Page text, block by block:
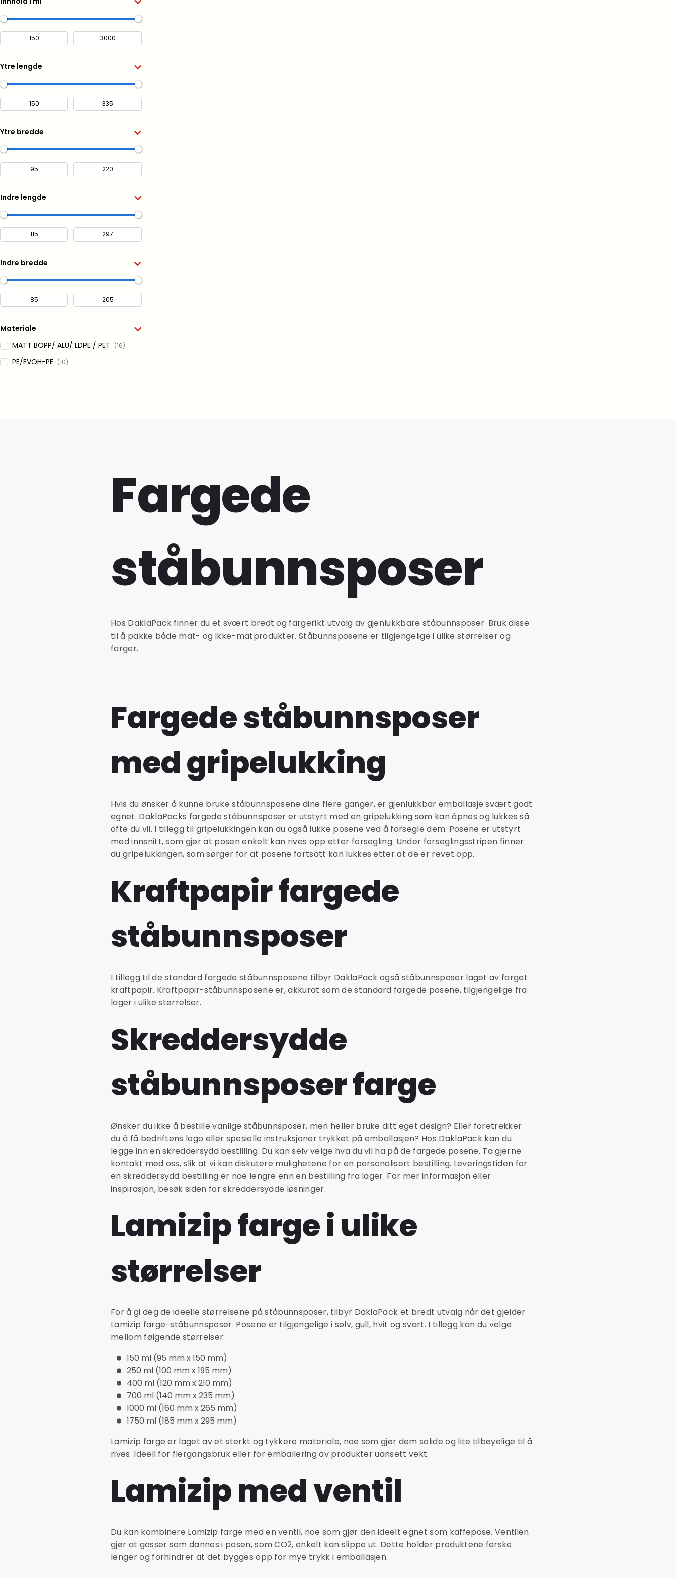
Ytre lengde
Ytre bredde
Indre lengde
Indre bredde
Materiale
MATT BOPP/ ALU/ LDPE / PET (16)
PE/EVOH-PE (10)
Fargede
ståbunnsposer
Hos DaklaPack finner du et svært bredt og fargerikt utvalg av gjenlukkbare ståbunnsposer. Bruk disse
til å pakke både mat- og ikke-matprodukter. Ståbunnsposene er tilgjengelige i ulike størrelser og
farger.
Fargede ståbunnsposer
med gripelukking
Hvis du ønsker å kunne bruke ståbunnsposene dine flere ganger, er gjenlukkbar emballasje svært godt
egnet. DaklaPacks fargede ståbunnsposer er utstyrt med en gripelukking som kan åpnes og lukkes så
ofte du vil. I tillegg til gripelukkingen kan du også lukke posene ved å forsegle dem. Posene er utstyrt
med innsnitt, som gjør at posen enkelt kan rives opp etter forsegling. Under forseglingsstripen finner
du gripelukkingen, som sørger for at posene fortsatt kan lukkes etter at de er revet opp.
Kraftpapir fargede
ståbunnsposer
I tillegg til de standard fargede ståbunnsposene tilbyr DaklaPack også ståbunnsposer laget av farget
kraftpapir. Kraftpapir-ståbunnsposene er, akkurat som de standard fargede posene, tilgjengelige fra
lager i ulike størrelser.
Skreddersydde
ståbunnsposer farge
Ønsker du ikke å bestille vanlige ståbunnsposer, men heller bruke ditt eget design? Eller foretrekker
du å få bedriftens logo eller spesielle instruksjoner trykket på emballasjen? Hos DaklaPack kan du
legge inn en skreddersydd bestilling. Du kan selv velge hva du vil ha på de fargede posene. Ta gjerne
kontakt med oss, slik at vi kan diskutere mulighetene for en personalisert bestilling. Leveringstiden for
en skreddersydd bestilling er noe lengre enn en bestilling fra lager. For mer informasjon eller
inspirasjon, besøk siden for skreddersydde løsninger.
Lamizip farge i ulike
størrelser
For å gi deg de ideelle størrelsene på ståbunnsposer, tilbyr DaklaPack et bredt utvalg når det gjelder
Lamizip farge-ståbunnsposer. Posene er tilgjengelige i sølv, gull, hvit og svart. I tillegg kan du velge
mellom følgende størrelser:
150 ml (95 mm x 150 mm)
250 ml (100 mm x 195 mm)
400 ml (120 mm x 210 mm)
700 ml (140 mm x 235 mm)
1000 ml (160 mm x 265 mm)
1750 ml (185 mm x 295 mm)
Lamizip farge er laget av et sterkt og tykkere materiale, noe som gjør dem solide og lite tilbøyelige til å
rives. Ideell for flergangsbruk eller for emballering av produkter uansett vekt.
Lamizip med ventil
Du kan kombinere Lamizip farge med en ventil, noe som gjør den ideelt egnet som kaffepose. Ventilen
gjør at gasser som dannes i posen, som CO2, enkelt kan slippe ut. Dette holder produktene ferske
lenger og forhindrer at det bygges opp for mye trykk i emballasjen.